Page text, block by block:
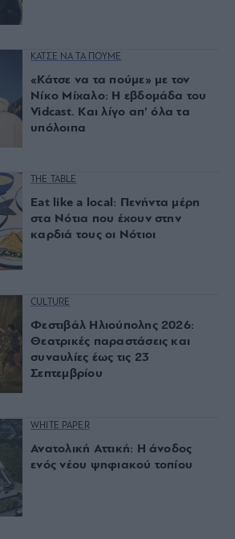
ΚΑΤΣΕ ΝΑ ΤΑ ΠΟΥΜΕ
«Κάτσε να τα πούμε» με τον
Νίκο Μίχαλο: Η εβδομάδα του
Vidcast. Και λίγο απ’ όλα τα
υπόλοιπα
THE TABLE
Eat like a local: Πενήντα μέρη
στα Nότια που έχουν στην
καρδιά τους οι Nότιοι
CULTURE
Φεστιβάλ Ηλιούπολης 2026:
Θεατρικές παραστάσεις και
συναυλίες έως τις 23
Σεπτεμβρίου
WHITE PAPER
Ανατολική Αττική: Η άνοδος
ενός νέου ψηφιακού τοπίου